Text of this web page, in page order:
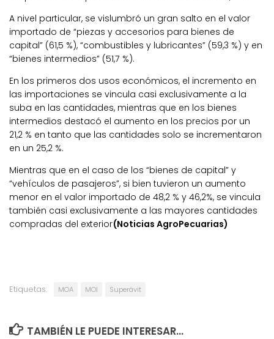
A nivel particular, se vislumbró un gran salto en el valor
importado de “piezas y accesorios para bienes de
capital” (61,5 %), “combustibles y lubricantes” (59,3 %) y en
“bienes intermedios” (51,7 %).
En los primeros dos usos económicos, el incremento en
las importaciones se vincula casi exclusivamente a la
suba en las cantidades, mientras que en los bienes
intermedios destacó el aumento en los precios por un
21,2 % en tanto que las cantidades solo se incrementaron
en un 25,2 %.
Mientras que en el caso de los “bienes de capital” y
“vehículos de pasajeros”, si bien tuvieron un aumento
menor en el valor importado de 48,2 % y 46,2%, se vincula
también casi exclusivamente a las mayores cantidades
compradas del exterior(Noticias AgroPecuarias)
Etiquetas: MOA MOI Superávit
TAMBIÉN LE PUEDE INTERESAR...